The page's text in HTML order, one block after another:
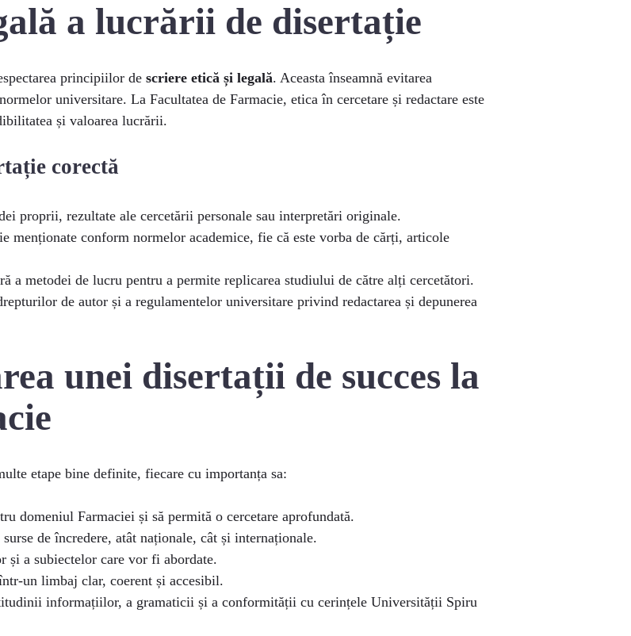
a lucrării de disertație
principiilor de scriere etică și legală. Aceasta înseamnă evitarea
universitare. La Facultatea de Farmacie, etica în cercetare și redactare este
și valoarea lucrării.
corectă
proprii, rezultate ale cercetării personale sau interpretări originale.
menționate conform normelor academice, fie că este vorba de cărți, articole
a metodei de lucru pentru a permite replicarea studiului de către alți cercetători.
de autor și a regulamentelor universitare privind redactarea și depunerea
unei disertații de succes la
etape bine definite, fiecare cu importanța sa:
domeniul Farmaciei și să permită o cercetare aprofundată.
de încredere, atât naționale, cât și internaționale.
și a subiectelor care vor fi abordate.
un limbaj clar, coerent și accesibil.
informațiilor, a gramaticii și a conformității cu cerințele Universității Spiru